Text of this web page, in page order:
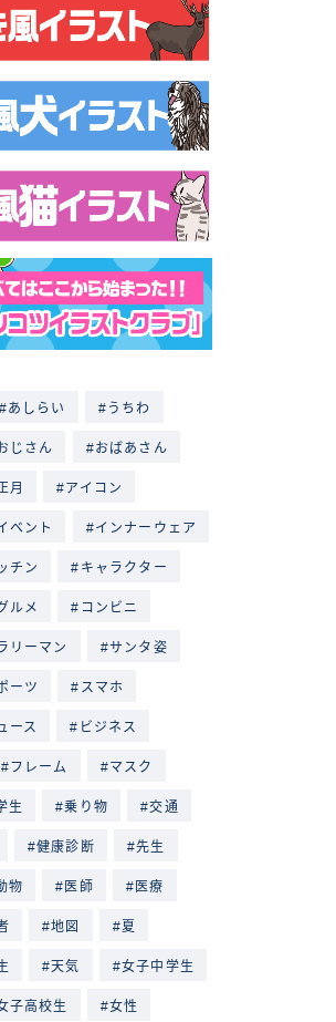
あしらい うちわ
じさん おばあさん
月 アイコン
ベント インナーウェア
チン キャラクター
ルメ コンビニ
リーマン サンタ姿
ーツ スマホ
ース ビジネス
フレーム マスク
生 乗り物 交通
健康診断 先生
物 医師 医療
地図 夏
天気 女子中学生
子高校生 女性